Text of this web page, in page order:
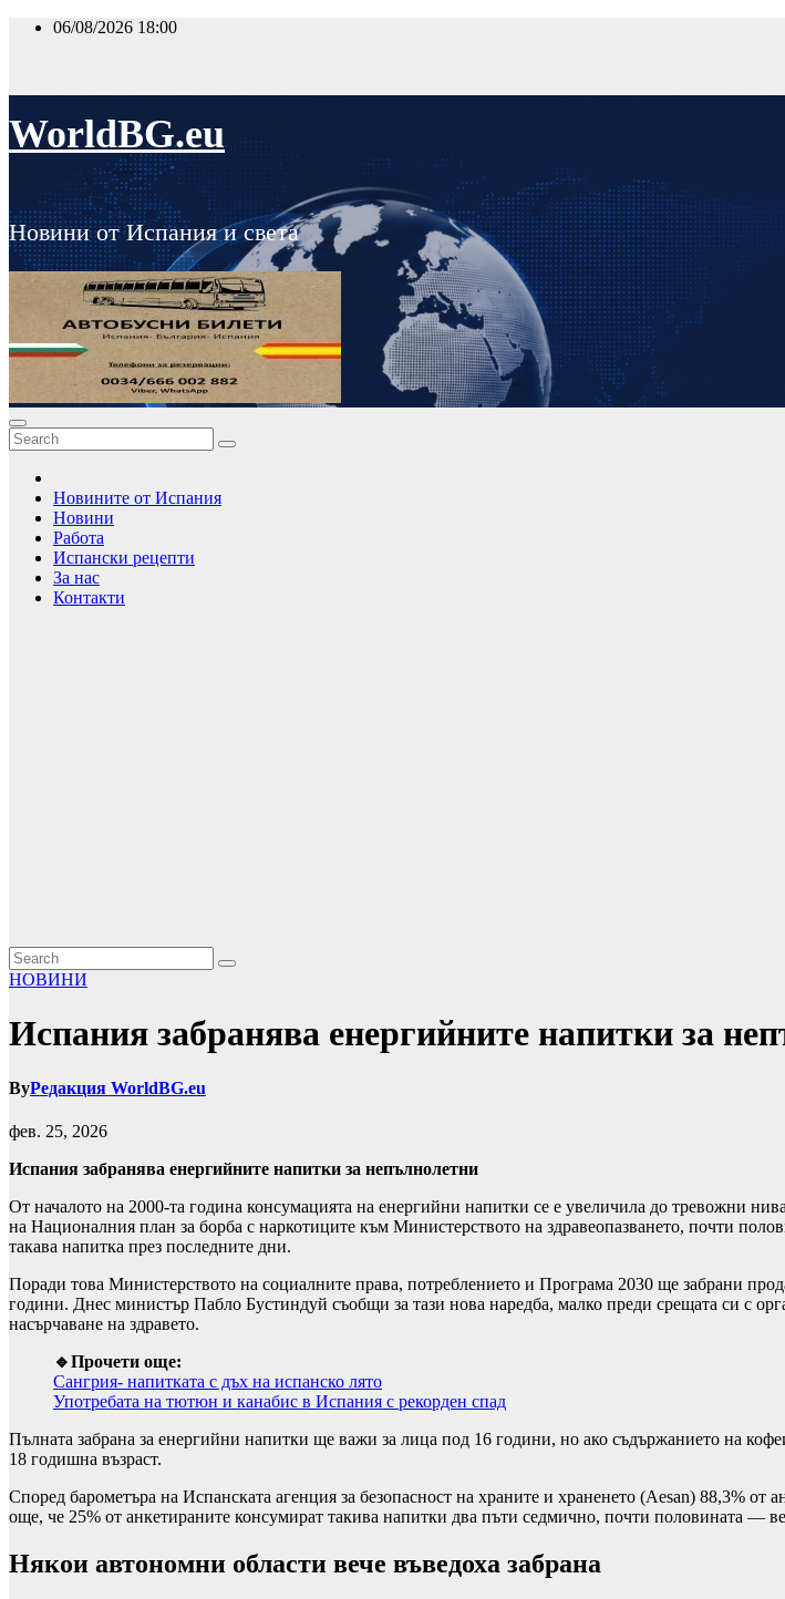
Skip
06/08/2026 18:00
WorldBG.eu
Новини от Испания и света
Новините от Испания
Новини
Работа
Испански рецепти
За нас
Контакти
НОВИНИ
Испания забранява енергийните напитки за
ByРедакция WorldBG.eu
фев. 25, 2026
Испания забранява енергийните напитки за непълнолетни
От началото на 2000-та година консумацията на енергийни напитки се е увеличила до тревожни
на Националния план за борба с наркотиците към Министерството на здравеопазването, почти
такава напитка през последните дни.
Поради това Министерството на социалните права, потреблението и Програма 2030 ще забрани
години. Днес министър Пабло Бустиндуй съобщи за тази нова наредба, малко преди срещата си с
насърчаване на здравето.
🔹Прочети още:
Сангрия- напитката с дъх на испанско лято
Употребата на тютюн и канабис в Испания с рекорден спад
Пълната забрана за енергийни напитки ще важи за лица под 16 години, но ако съдържанието на
18 годишна възраст.
Според барометъра на Испанската агенция за безопасност на храните и храненето (Aesan) 88,3%
още, че 25% от анкетираните консумират такива напитки два пъти седмично, почти половината —
Някои автономни области вече въведоха забрана